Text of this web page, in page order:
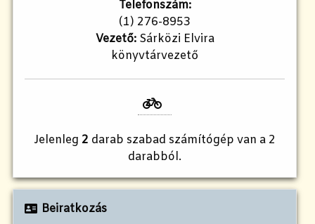
Telefonszám:
(1) 276-8953
Vezető:Sárközi Elvira
könyvtárvezető
Jelenleg 2 darab szabad számítógép van a 2
darabból.
Beiratkozás